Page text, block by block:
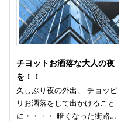
チヨットお洒落な大人の夜
を！！
久しぶり夜の外出。 チョッピ
リお洒落をして出かけること
に・・・・ 暗くなった街路…